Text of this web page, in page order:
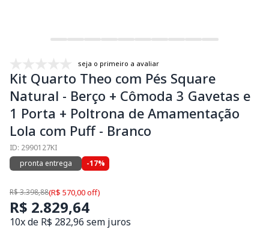
seja o primeiro a avaliar
Kit Quarto Theo com Pés Square
Natural - Berço + Cômoda 3 Gavetas e
1 Porta + Poltrona de Amamentação
Lola com Puff - Branco
ID: 2990127KI
pronta entrega
-17%
R$ 3.398,88(R$ 570,00 off)
R$ 2.829,64
10x de R$ 282,96 sem juros